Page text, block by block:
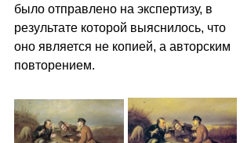
было отправлено на экспертизу, в
результате которой выяснилось, что
оно является не копией, а авторским
повторением.